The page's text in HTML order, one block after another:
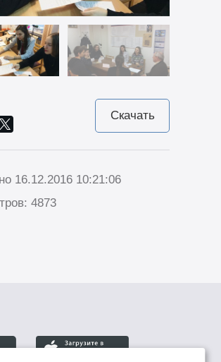
Скачать
16.12.2016 10:21:06
4873